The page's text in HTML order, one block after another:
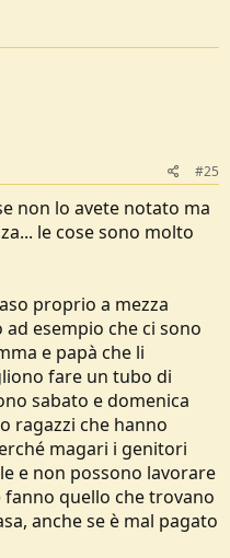
#25
non lo avete notato ma
le cose sono molto
proprio a mezza
esempio che ci sono
e papà che li
fare un tubo di
sabato e domenica
ragazzi che hanno
magari i genitori
e non possono lavorare
quello che trovano
anche se è mal pagato